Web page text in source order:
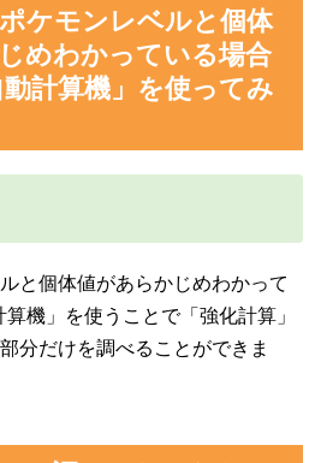
ケモンレベルと個体
めわかっている場合
計算機」を使ってみ
と個体値があらかじめわかって
機」を使うことで「強化計算」
分だけを調べることができま